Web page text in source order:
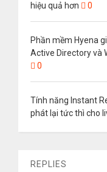
hiệu quả hơn
0
Phần mềm Hyena
Active Directory và
0
Tính năng Instant
phát lại tức thì cho
REPLIES